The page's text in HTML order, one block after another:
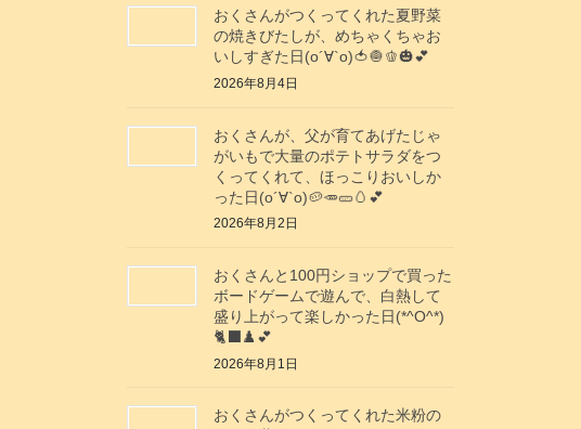
おくさんがつくってくれた夏野菜
の焼きびたしが、めちゃくちゃお
いしすぎた日(о´∀`о)🍅🧅🫑🎃💕
2026年8月4日
おくさんが、父が育てあげたじゃ
がいもで大量のポテトサラダをつ
くってくれて、ほっこりおいしか
った日(о´∀`о)🥔🥕🥒🥚💕
2026年8月2日
おくさんと100円ショップで買った
ボードゲームで遊んで、白熱して
盛り上がって楽しかった日(*^O^*)
🐈‍⬛♟️💕
2026年8月1日
おくさんがつくってくれた米粉の